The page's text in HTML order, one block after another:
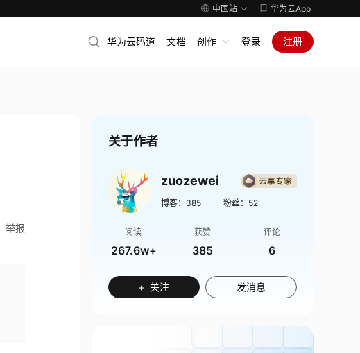
中国站 华为云App
华为云码道 文档 创作 登录 注册
举报
关于作者
zuozewei
博客： 385 粉丝： 52
阅读
267.6w+
获赞
385
评论
6
+ 关注 发消息